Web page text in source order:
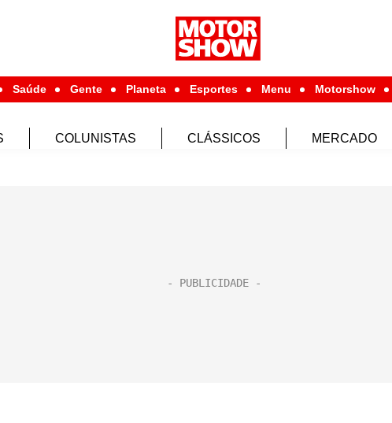
Saúde Gente Planeta Esportes Menu Motorshow
COLUNISTAS CLÁSSICOS MERCADO